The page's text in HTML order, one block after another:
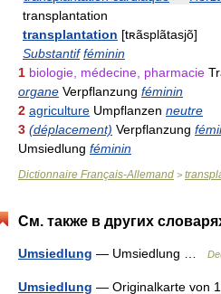
transplantation
transplantation [tʀãsplãtasjõ]
Substantif féminin
1 biologie, médecine, pharmacie
organe Verpflanzung féminin
2 agriculture Umpflanzen neutre
3 (déplacement) Verpflanzung
Umsiedlung féminin
Dictionnaire Français-Allemand >
См. также в других
Umsiedlung — Umsiedlung …
Umsiedlung — Originalkarte von